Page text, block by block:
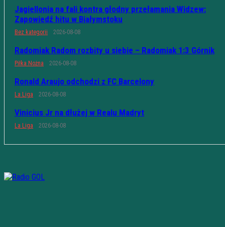
Jagiellonia na fali kontra głodny przełamania Widzew:
Zapowiedź hitu w Białymstoku
Bez kategorii 2026-08-08
Radomiak Radom rozbity u siebie – Radomiak 1:3 Górnik
Piłka Nożna 2026-08-08
Ronald Araujo odchodzi z FC Barcelony
La Liga 2026-08-08
Vinicius Jr na dłużej w Realu Madryt
La Liga 2026-08-08